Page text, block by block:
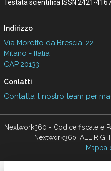
Testata scientifica ISSN 2421-4167
Indirizzo
Via Moretto da Brescia, 22
Milano - Italia
CAP 20133
Contatti
Contatta il nostro team per
Nextwork360 - Codice fiscale e
Nextwork360. ALL
Mappa